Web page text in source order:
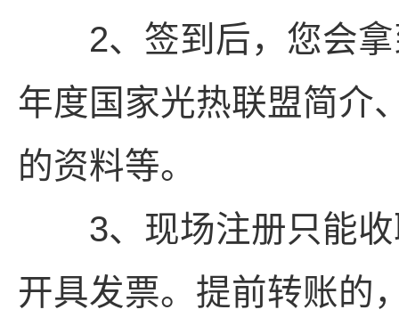
2、签到后，您会拿
年度国家光热联盟简介
的资料等。
3、现场注册只能收
开具发票。提前转账的